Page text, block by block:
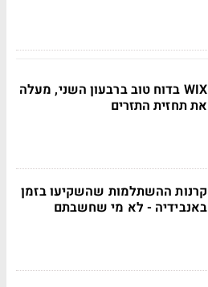
WIX בדוח טוב ברבעון השני, מעלה
את תחזית התזרים
קרנות ההשתלמות שהשקיעו בזמן
באנבידיה - לא מי שחשבתם